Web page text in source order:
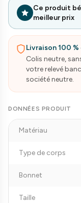
Ce produit
meilleur prix
Livraison 100
Colis neutre,
votre relevé
société neutre.
DONNÉES PRODUIT
Matériau
Type de corps
Bonnet
Taille